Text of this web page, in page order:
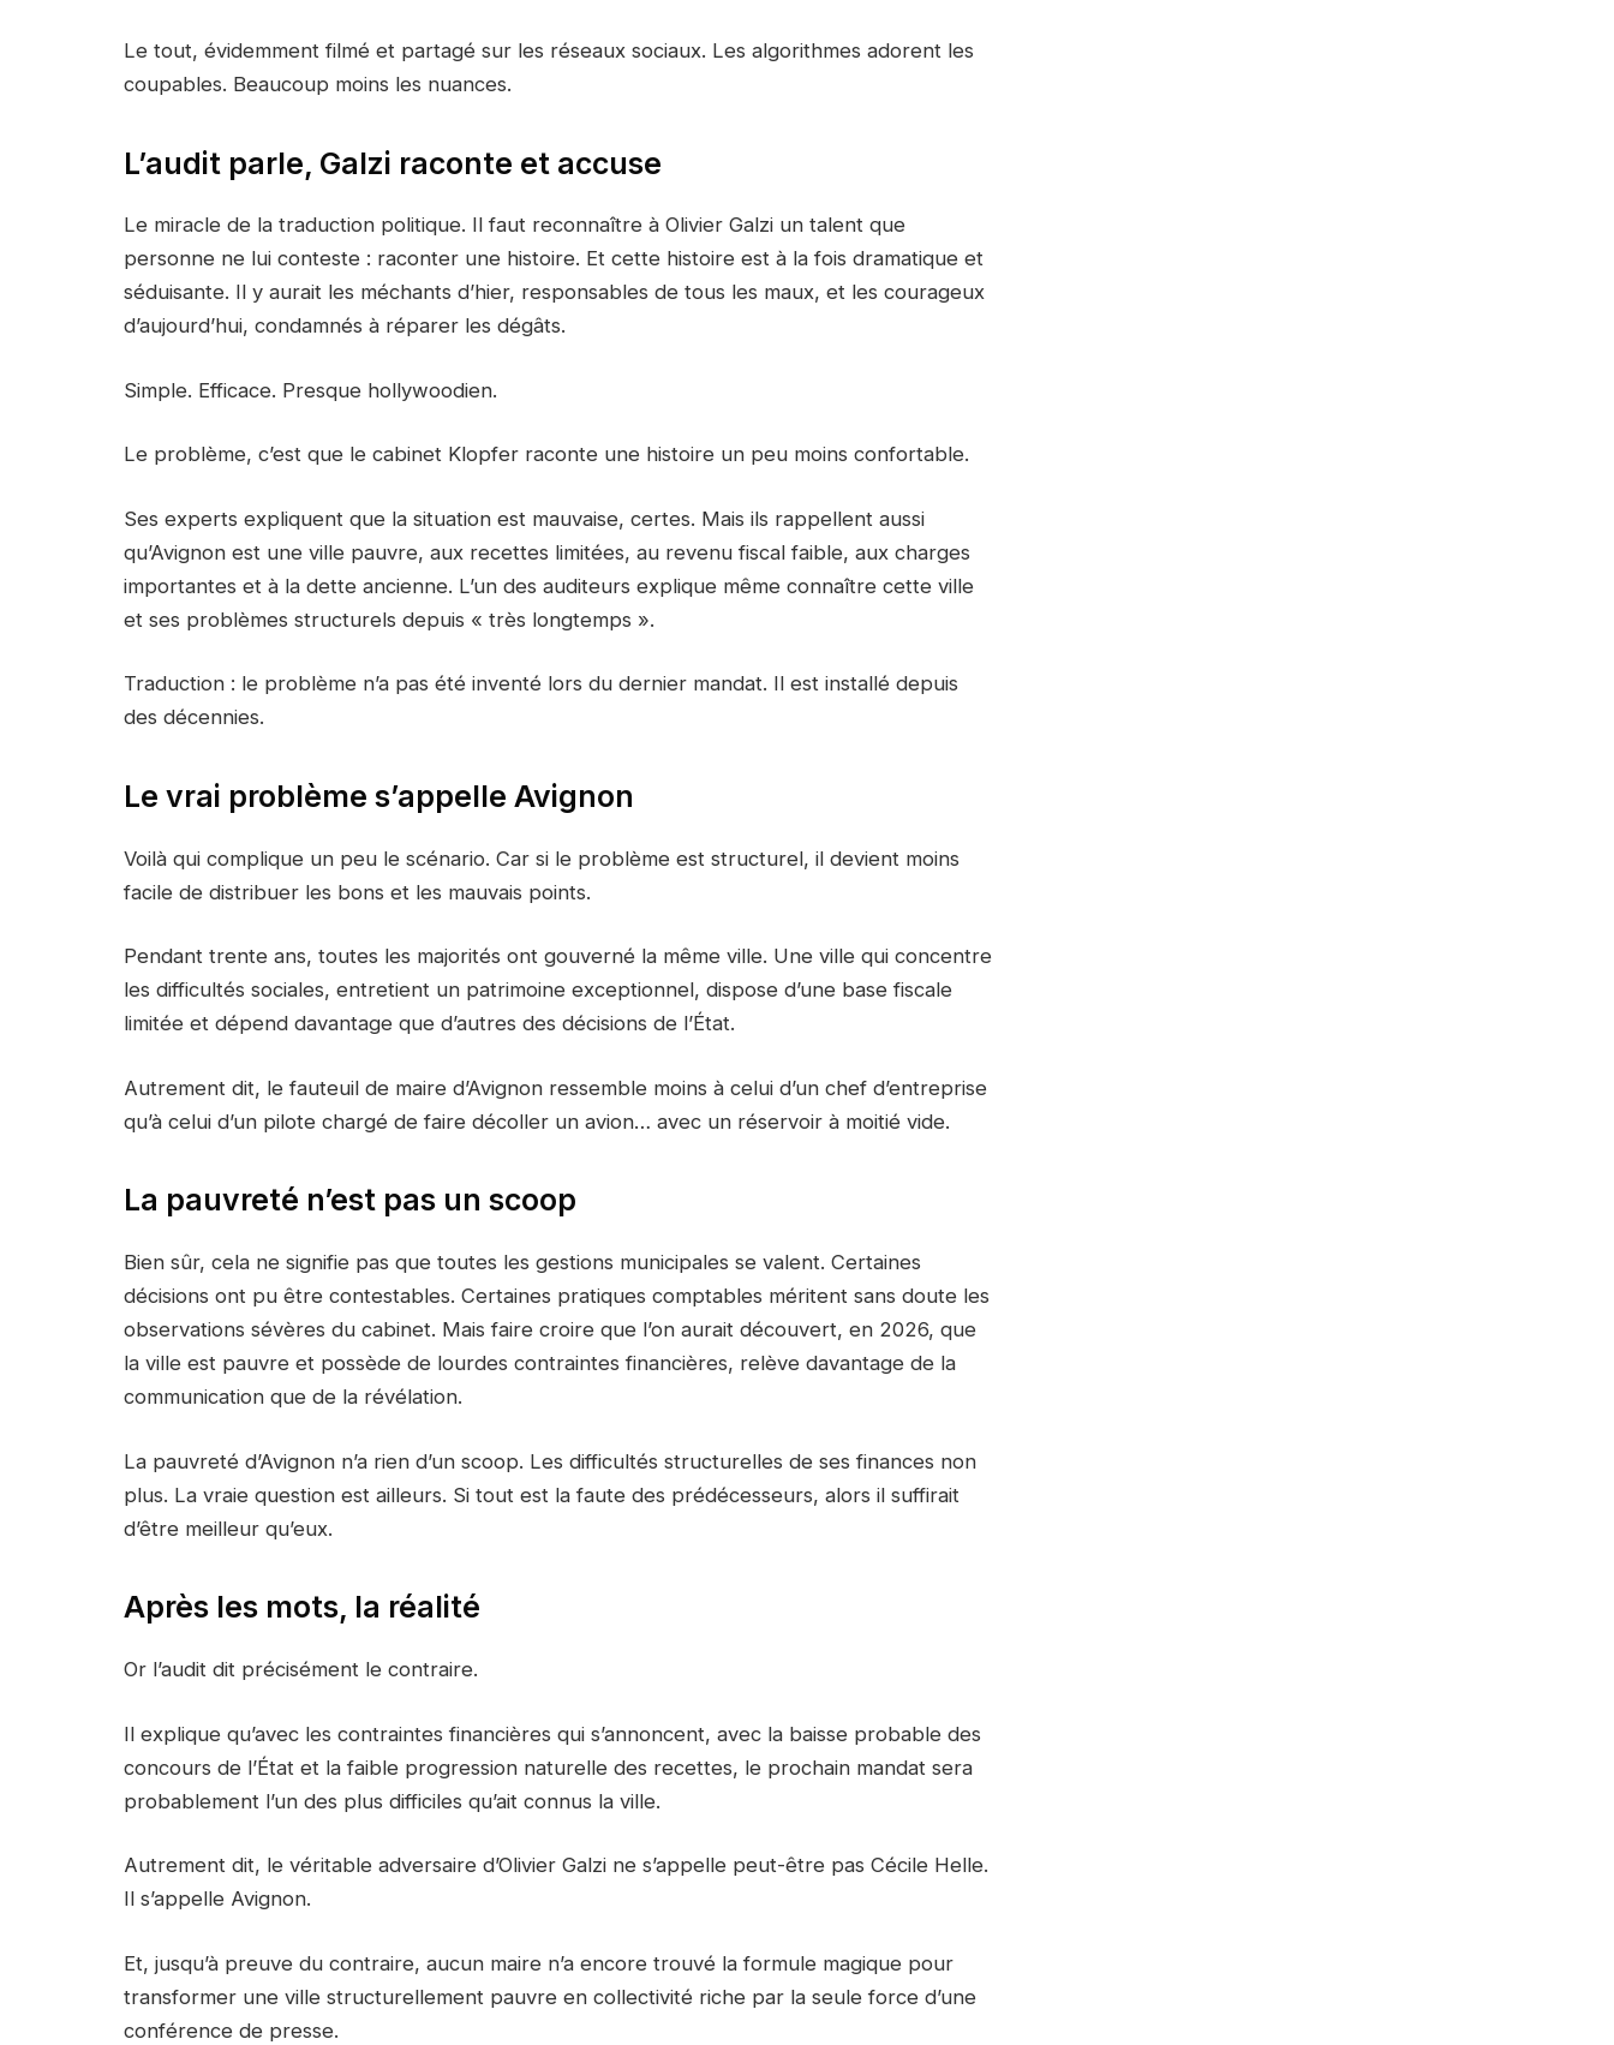
Le tout, évidemment filmé et partagé sur les réseaux sociaux. Les algorithmes adorent les
coupables. Beaucoup moins les nuances.
L’audit parle, Galzi raconte et accuse
Le miracle de la traduction politique. Il faut reconnaître à Olivier Galzi un talent que
personne ne lui conteste : raconter une histoire. Et cette histoire est à la fois dramatique et
séduisante. Il y aurait les méchants d’hier, responsables de tous les maux, et les courageux
d’aujourd’hui, condamnés à réparer les dégâts.
Simple. Efficace. Presque hollywoodien.
Le problème, c’est que le cabinet Klopfer raconte une histoire un peu moins confortable.
Ses experts expliquent que la situation est mauvaise, certes. Mais ils rappellent aussi
qu’Avignon est une ville pauvre, aux recettes limitées, au revenu fiscal faible, aux charges
importantes et à la dette ancienne. L’un des auditeurs explique même connaître cette ville
et ses problèmes structurels depuis « très longtemps ».
Traduction : le problème n’a pas été inventé lors du dernier mandat. Il est installé depuis
des décennies.
Le vrai problème s’appelle Avignon
Voilà qui complique un peu le scénario. Car si le problème est structurel, il devient moins
facile de distribuer les bons et les mauvais points.
Pendant trente ans, toutes les majorités ont gouverné la même ville. Une ville qui concentre
les difficultés sociales, entretient un patrimoine exceptionnel, dispose d’une base fiscale
limitée et dépend davantage que d’autres des décisions de l’État.
Autrement dit, le fauteuil de maire d’Avignon ressemble moins à celui d’un chef d’entreprise
qu’à celui d’un pilote chargé de faire décoller un avion… avec un réservoir à moitié vide.
La pauvreté n’est pas un scoop
Bien sûr, cela ne signifie pas que toutes les gestions municipales se valent. Certaines
décisions ont pu être contestables. Certaines pratiques comptables méritent sans doute les
observations sévères du cabinet. Mais faire croire que l’on aurait découvert, en 2026, que
la ville est pauvre et possède de lourdes contraintes financières, relève davantage de la
communication que de la révélation.
La pauvreté d’Avignon n’a rien d’un scoop. Les difficultés structurelles de ses finances non
plus. La vraie question est ailleurs. Si tout est la faute des prédécesseurs, alors il suffirait
d’être meilleur qu’eux.
Après les mots, la réalité
Or l’audit dit précisément le contraire.
Il explique qu’avec les contraintes financières qui s’annoncent, avec la baisse probable des
concours de l’État et la faible progression naturelle des recettes, le prochain mandat sera
probablement l’un des plus difficiles qu’ait connus la ville.
Autrement dit, le véritable adversaire d’Olivier Galzi ne s’appelle peut-être pas Cécile Helle.
Il s’appelle Avignon.
Et, jusqu’à preuve du contraire, aucun maire n’a encore trouvé la formule magique pour
transformer une ville structurellement pauvre en collectivité riche par la seule force d’une
conférence de presse.